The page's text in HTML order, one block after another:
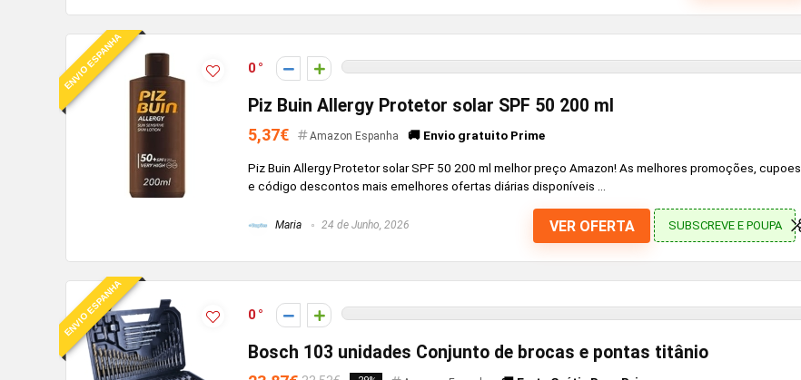
ENVIO ESPANHA 0
Piz Buin Allergy Protetor solar SPF 50 200 ml
5,37€ Amazon Espanha 🚚 Envio gratuito Prime
Piz Buin Allergy Protetor solar SPF 50 200 ml melhor preço Amazon! As melhores promoções, cupoes
e código descontos mais emelhores ofertas diárias disponíveis ...
Maria 24 de Junho, 2026 VER OFERTA SUBSCREVE E POUPA
ENVIO ESPANHA 0
Bosch 103 unidades Conjunto de brocas e pontas titânio